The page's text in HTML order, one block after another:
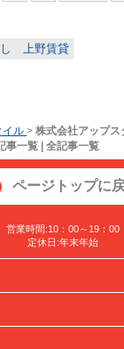
し 上野賃貸
イル > 株式会社アップ
事一覧 | 全記事一覧
ページトップに
営業時間:10：00～19：00
定休日:年末年始